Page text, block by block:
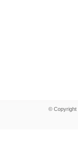
© Copyright